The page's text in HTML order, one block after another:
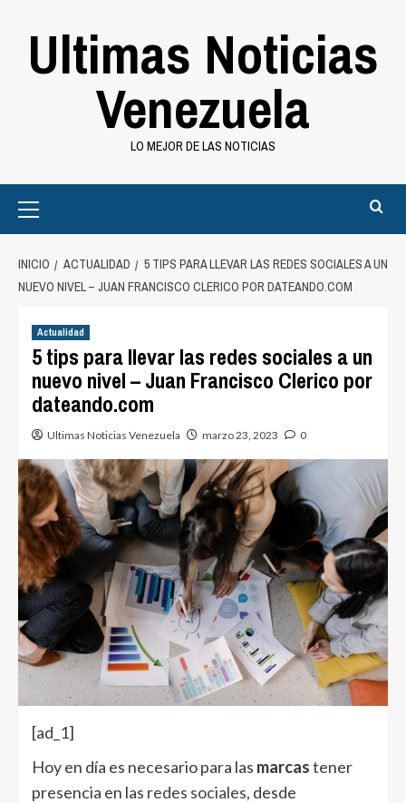
Ultimas Noticias
Venezuela
LO MEJOR DE LAS NOTICIAS
Menu
INICIO ACTUALIDAD
5 TIPS PARA LLEVAR LAS REDES SOCIALES A UN
NUEVO NIVEL – JUAN FRANCISCO CLERICO POR DATEANDO.COM
Actualidad
5 tips para llevar las redes sociales a un
nuevo nivel – Juan Francisco Clerico por
dateando.com
Ultimas Noticias Venezuela marzo 23, 2023 0
[ad_1]
Hoy en día es necesario para las marcastener
presencia en las redes sociales, desde